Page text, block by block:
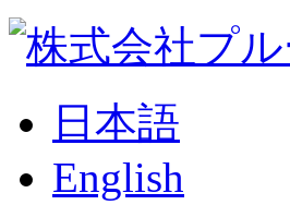
日本語
English